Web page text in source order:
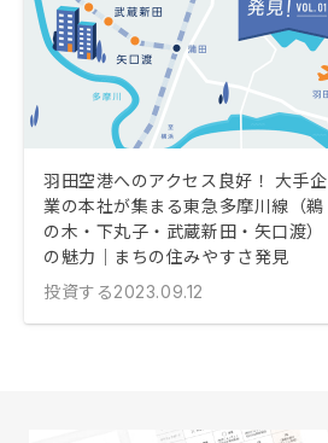
羽田空港へのアクセス良好！ 大手企
業の本社が集まる東急多摩川線（鵜
の木・下丸子・武蔵新田・矢口渡）
の魅力｜まちの住みやすさ発見
投資する2023.09.12